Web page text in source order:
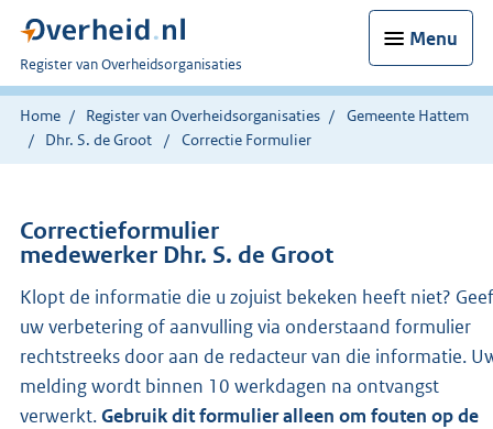
Menu
U
bent
nu
hier:
Register van Overheidsorganisaties
Home Register van Overheidsorganisaties
Gemeente Hattem
Dhr. S. de Groot
Correctie Formulier
Correctieformulier
medewerker Dhr. S. de Groot
Klopt de informatie die u zojuist bekeken heeft niet? Geef
uw verbetering of aanvulling via onderstaand formulier
rechtstreeks door aan de redacteur van die informatie.
melding wordt binnen 10 werkdagen na ontvangst
verwerkt.Gebruik dit formulier alleen om fouten op de